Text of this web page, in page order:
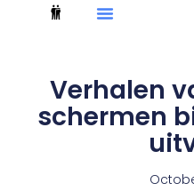
Verhalen
schermen